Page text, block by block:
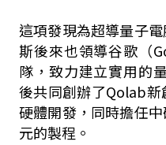
這項發現為超導量子
斯後來也領導谷歌（
隊，致力建立實用的
後共同創辦了Qolab
硬體開發，同時擔任
元的製程。